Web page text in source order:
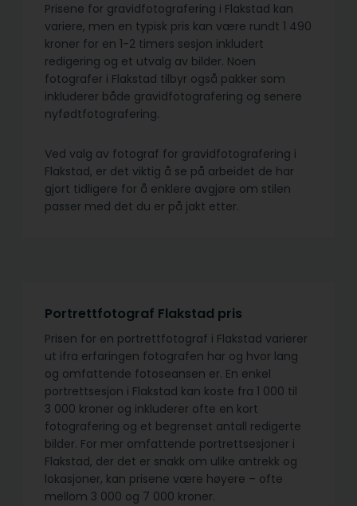
Prisene for gravidfotografering i Flakstad kan
variere, men en typisk pris kan være rundt 1 490
kroner for en 1-2 timers sesjon inkludert
redigering og et utvalg av bilder. Noen
fotografer i Flakstad tilbyr også pakker som
inkluderer både gravidfotografering og senere
nyfødtfotografering.
Ved valg av fotograf for gravidfotografering i
Flakstad, er det viktig å se på arbeidet de har
gjort tidligere for å enklere avgjøre om stilen
passer med det du er på jakt etter.
Portrettfotograf Flakstad pris
Prisen for en portrettfotograf i Flakstad varierer
ut ifra erfaringen fotografen har og hvor lang
og omfattende fotoseansen er. En enkel
portrettsesjon i Flakstad kan koste fra 1 000 til
3 000 kroner og inkluderer ofte en kort
fotografering og et begrenset antall redigerte
bilder. For mer omfattende portrettsesjoner i
Flakstad, der det er snakk om ulike antrekk og
lokasjoner, kan prisene være høyere – ofte
mellom 3 000 og 7 000 kroner.